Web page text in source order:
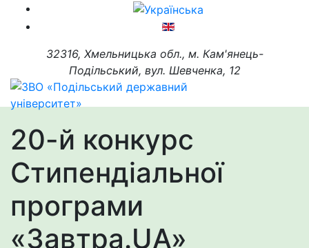
32316, Хмельницька обл., м. Кам'янець-
Подільський, вул. Шевченка, 12
20-й конкурс
Стипендіальної
програми
«Завтра.UA»